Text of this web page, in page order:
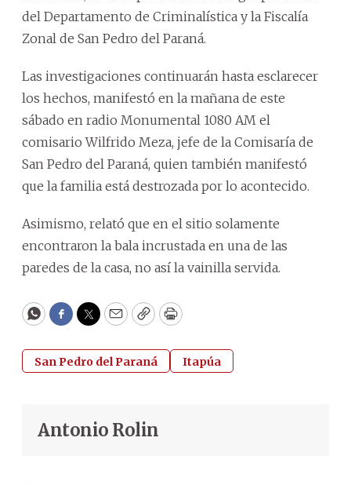
del Departamento de Criminalística y la Fiscalía
Zonal de San Pedro del Paraná.
Las investigaciones continuarán hasta esclarecer
los hechos, manifestó en la mañana de este
sábado en radio Monumental 1080 AM el
comisario Wilfrido Meza, jefe de la Comisaría de
San Pedro del Paraná, quien también manifestó
que la familia está destrozada por lo acontecido.
Asimismo, relató que en el sitio solamente
encontraron la bala incrustada en una de las
paredes de la casa, no así la vainilla servida.
WhatsApp
Facebook
Twitter
EmailCopyPrint
San Pedro del Paraná Itapúa
Antonio Rolin